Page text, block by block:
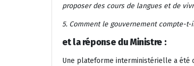
proposer des cours de langues et de
5. Comment le gouvernement compte-
et la réponse du Ministre :
Une plateforme interministérielle a été